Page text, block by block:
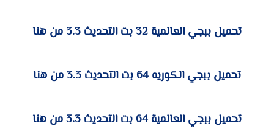
تحميل ببجي العالمية 32 بت التحديث 3.3 من هنا
تحميل ببجي الكوريه 64 بت التحديث 3.3 من هنا
تحميل ببجي العالمية 64 بت التحديث 3.3 من هنا